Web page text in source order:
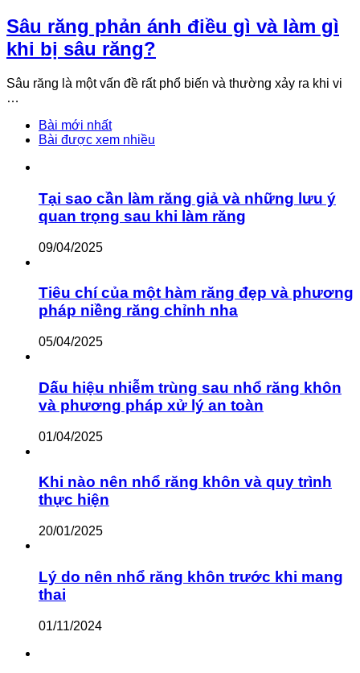
Sâu răng phản ánh điều gì và làm gì
khi bị sâu răng?
Sâu răng là một vấn đề rất phổ biến và thường xảy ra khi vi
…
Bài mới nhất
Bài được xem nhiều
Tại sao cần làm răng giả và những lưu ý
quan trọng sau khi làm răng
09/04/2025
Tiêu chí của một hàm răng đẹp và phương
pháp niềng răng chỉnh nha
05/04/2025
Dấu hiệu nhiễm trùng sau nhổ răng khôn
và phương pháp xử lý an toàn
01/04/2025
Khi nào nên nhổ răng khôn và quy trình
thực hiện
20/01/2025
Lý do nên nhổ răng khôn trước khi mang
thai
01/11/2024